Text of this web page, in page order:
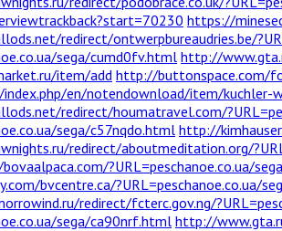
https://
redirect/ontwerpbureaudries.be/
sega/cumd0fv.html http://
item/add http://buttonspace.com/
index.php/en/notendownload/item/kuchler-
redirect/houmatravel.com/
sega/c57nqdo.html http://
redirect/aboutmeditation.org/
?URL=peschanoe.co.ua/
bvcentre.ca/?URL=peschanoe.co.ua/
redirect/fcterc.gov.ng/
sega/ca90nrf.html http://